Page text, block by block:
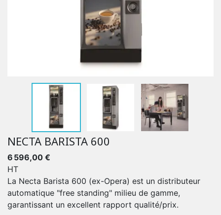
NECTA BARISTA 600
6 596,00 €
HT
La Necta Barista 600 (ex-Opera) est un distributeur
automatique "free standing" milieu de gamme,
garantissant un excellent rapport qualité/prix.